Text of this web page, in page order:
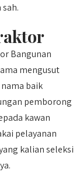
Bangunan
mengusut
baik
pemborong
kawan
pelayanan
kalian seleksi